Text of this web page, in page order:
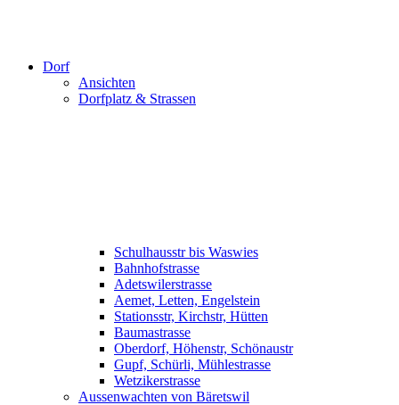
Dorf
Ansichten
Dorfplatz & Strassen
Schulhausstr bis Waswies
Bahnhofstrasse
Adetswilerstrasse
Aemet, Letten, Engelstein
Stationsstr, Kirchstr, Hütten
Baumastrasse
Oberdorf, Höhenstr, Schönaustr
Gupf, Schürli, Mühlestrasse
Wetzikerstrasse
Aussenwachten von Bäretswil